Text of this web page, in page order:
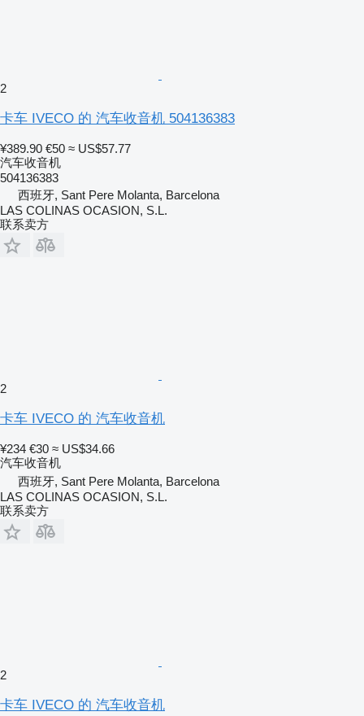
2
卡车 IVECO 的 汽车收音机 504136383
¥389.90 €50 ≈ US$57.77
汽车收音机
504136383
西班牙, Sant Pere Molanta, Barcelona
LAS COLINAS OCASION, S.L.
联系卖方
2
卡车 IVECO 的 汽车收音机
¥234 €30 ≈ US$34.66
汽车收音机
西班牙, Sant Pere Molanta, Barcelona
LAS COLINAS OCASION, S.L.
联系卖方
2
卡车 IVECO 的 汽车收音机